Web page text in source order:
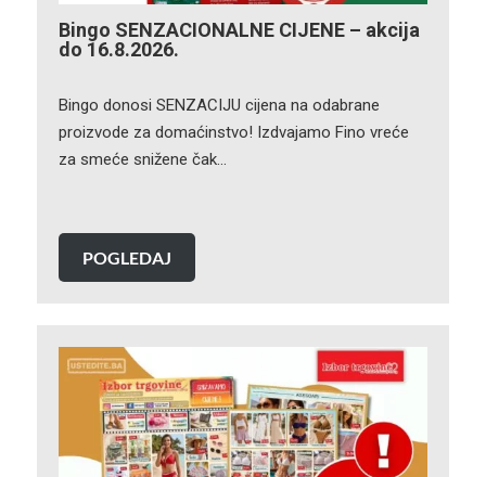
Bingo SENZACIONALNE CIJENE – akcija
do 16.8.2026.
Bingo donosi SENZACIJU cijena na odabrane
proizvode za domaćinstvo! Izdvajamo Fino vreće
za smeće snižene čak…
POGLEDAJ